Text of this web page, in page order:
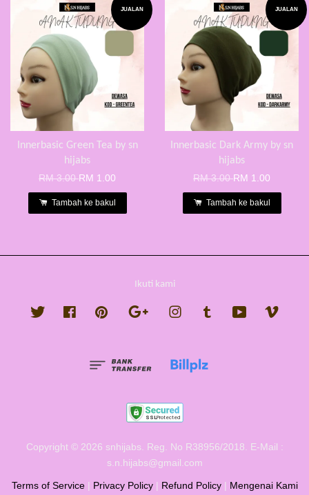
JUALAN
Innerbasic Green Tea by sn
hijabs
RM 3.00RM 1.00
Tambah ke bakul
JUALAN
Innerbasic Dark Army by sn
hijabs
RM 3.00RM 1.00
Tambah ke bakul
Ikuti kami
Twitter FacebookPinterest Google InstagramTumblr YouTube
Copyright © 2026 snhijabs. Reg. No R38956/2018. E-Mail :
s.n.hijabs@gmail.com
Terms of Service| Privacy Policy| Refund Policy| Mengenai Kami